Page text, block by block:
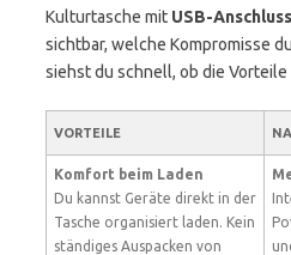
Kulturtasche mit USB-Anschluss
sichtbar, welche Kompromisse
siehst du schnell, ob die
VORTEILE
Komfort beim Laden
Du kannst Geräte direkt in der
Tasche organisiert laden. Kein
ständiges Auspacken von